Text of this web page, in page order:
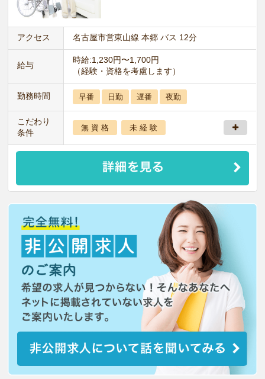
アクセス 名古屋市営東山線 本郷 バス 12分
給与
時給:1,230円〜1,700円
（経験・資格を考慮します）
勤務時間 早番 日勤 遅番 夜勤
こだわり
条件
無 資 格 未 経 験